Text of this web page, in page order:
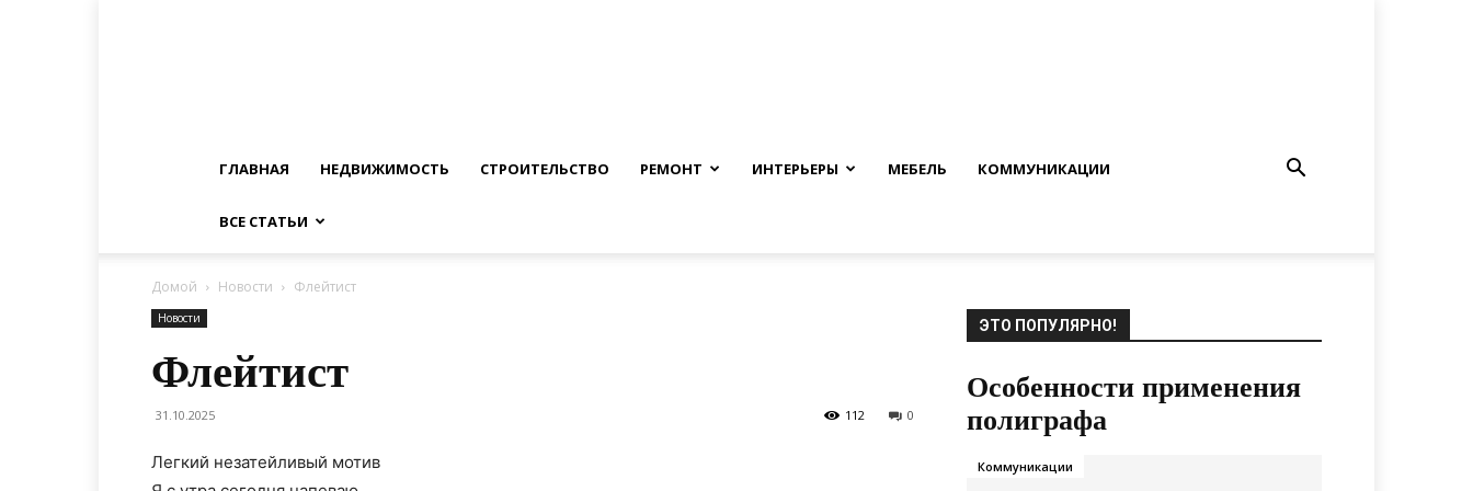
ГЛАВНАЯ НЕДВИЖИМОСТЬ СТРОИТЕЛЬСТВО РЕМОНТ ИНТЕРЬЕРЫ МЕБЕЛЬ КОММУНИКАЦИИ
ВСЕ СТАТЬИ
Домой Новости Флейтист
Новости
Флейтист
31.10.2025 0
112
Легкий незатейливый мотив
ЭТО ПОПУЛЯРНО!
Особенности применения
полиграфа
Коммуникации